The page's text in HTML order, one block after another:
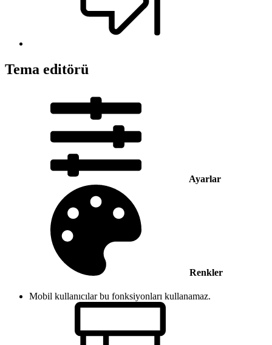
Tema editörü
Ayarlar
Renkler
Mobil kullanıcılar bu fonksiyonları kullanamaz.